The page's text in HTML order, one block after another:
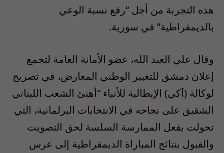
هذه التجربة من أجل “رفع نسبة الوعي
بالديمقراطية” في سورية.
وقال علي العبد الله، عضو الأمانة العامة لتجمع
إعلان دمشق للتغيير الوطني المعارض، في تصريح
لوكالة (آكي) الإيطالية للأنباء “أهنئ الشعب اللبناني
الشقيق على نجاحه في الانتخابات البرلمانية، التي
تحولت بفعل الممارسة السلسة لحق التصويت
والقبول بنتائج المباراة الديمقراطية إلى عرس